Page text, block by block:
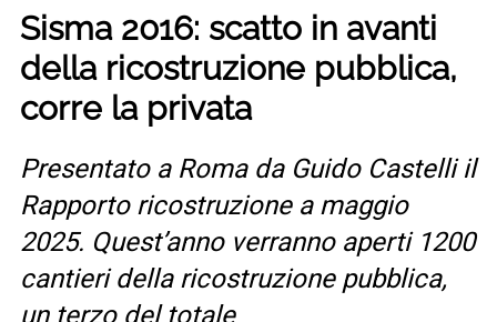
Sisma 2016: scatto in avanti
della ricostruzione pubblica,
corre la privata
Presentato a Roma da Guido Castelli il
Rapporto ricostruzione a maggio
2025. Quest’anno verranno aperti 1200
cantieri della ricostruzione pubblica,